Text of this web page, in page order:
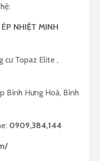
NHIỆT MINH
cư Topaz Elite ,
Bình Hưng Hoà, Bình
0909,384,144